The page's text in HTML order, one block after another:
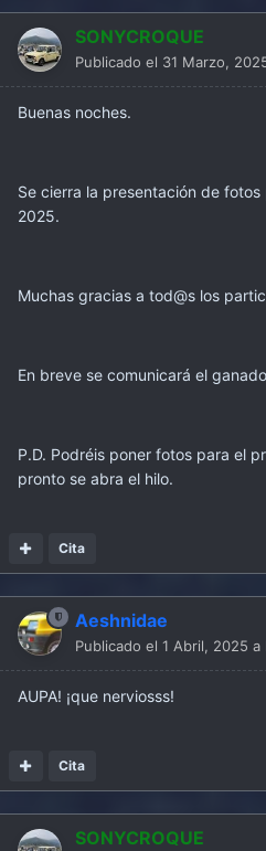
SONYCROQUE
Publicado el 31 Marzo,
Buenas noches.
Se cierra la presentación de
2025.
Muchas gracias a tod@s los
En breve se comunicará el
P.D. Podréis poner fotos para el
pronto se abra el hilo.
Cita
Aeshnidae
Publicado el 1 Abril, 2025 a
AUPA! ¡que nerviosss!
Cita
SONYCROQUE